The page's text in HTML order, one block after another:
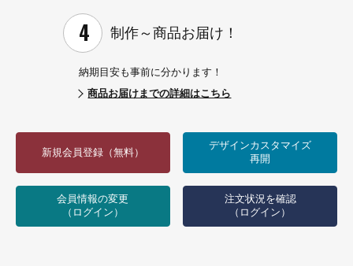
制作～商品お届け！
納期目安も事前に分かります！
商品お届けまでの詳細はこちら
新規会員登録（無料）
デザインカスタマイズ
再開
会員情報の変更
（ログイン）
注文状況を確認
（ログイン）